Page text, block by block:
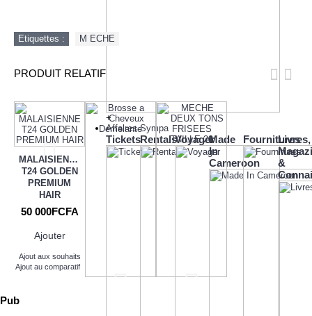
+
Affaires Sympa
TicketsRentalsVoyagerMade
In
Cameroon
Fournitures
Livres,
&
Etiquettes : M ECHE
PRODUIT RELATIF
MALAISIENNE
T24 GOLDEN
PREMIUM
HAIR
50 000FCFA
Ajouter
Ajout aux souhaits
Ajout au comparatif
Pub